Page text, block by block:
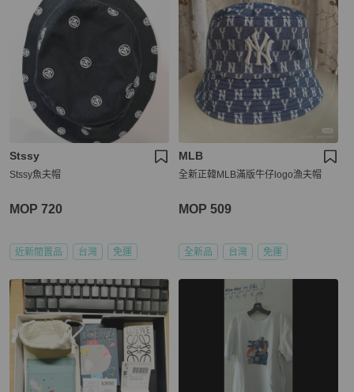
Stssy
Stssy魚夫帽
MOP 720
近新閒置品 台灣 免運
MLB
全新正韓MLB滿版牛仔logo漁夫帽
MOP 509
全新品 台灣 免運